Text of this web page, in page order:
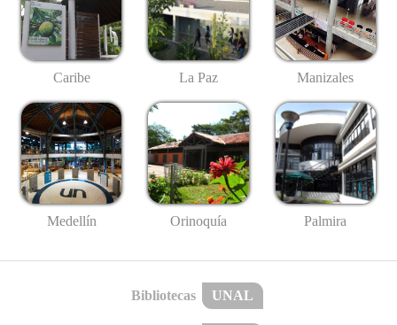
Caribe La Paz Manizales
Medellín Orinoquía Palmira
Bibliotecas UNAL